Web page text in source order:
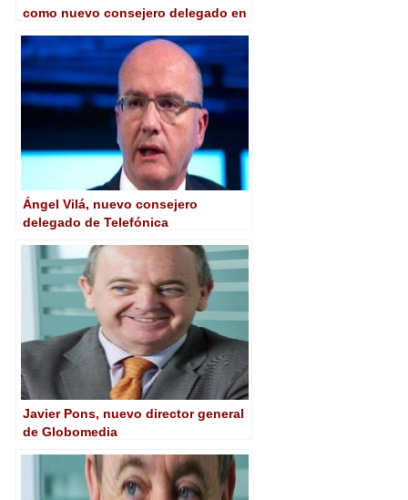
como nuevo consejero delegado en
Ángel Vilá, nuevo consejero
delegado de Telefónica
Javier Pons, nuevo director general
de Globomedia